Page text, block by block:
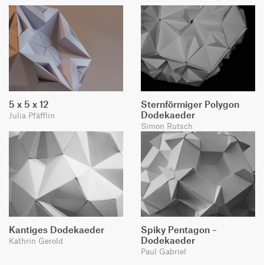
5 x 5 x 12
Julia Pfäfflin
Sternförmiger Polygon
Dodekaeder
Simon Rutsch
Kantiges Dodekaeder
Kathrin Gerold
Spiky Pentagon –
Dodekaeder
Paul Gabriel